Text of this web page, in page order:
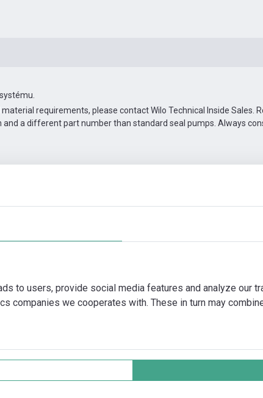
to users, provide social media features and analyze our
companies we cooperates with. These in turn may
requirements, please contact Wilo Technical Inside Sales.
a different part number than standard seal pumps. Always
Ochrana soukromí Cookie policy